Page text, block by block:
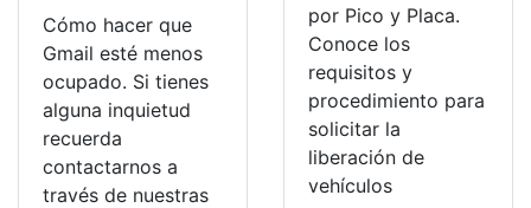
Cómo hacer que
Gmail esté menos
ocupado. Si tienes
alguna inquietud
recuerda
contactarnos a
través de nuestras
por Pico y Placa.
Conoce los
requisitos y
procedimiento para
solicitar la
liberación de
vehículos